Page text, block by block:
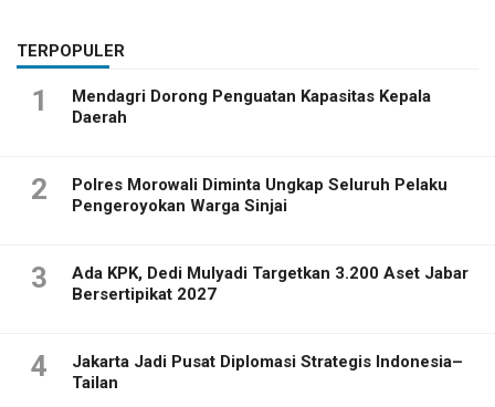
TERPOPULER
1
Mendagri Dorong Penguatan Kapasitas Kepala
Daerah
2
Polres Morowali Diminta Ungkap Seluruh Pelaku
Pengeroyokan Warga Sinjai
3
Ada KPK, Dedi Mulyadi Targetkan 3.200 Aset Jabar
Bersertipikat 2027
4
Jakarta Jadi Pusat Diplomasi Strategis Indonesia–
Tailan